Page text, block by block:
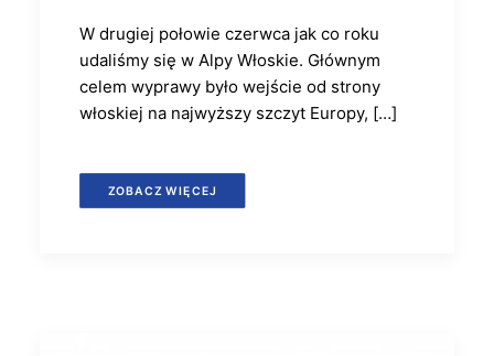
W drugiej połowie czerwca jak co roku
udaliśmy się w Alpy Włoskie. Głównym
celem wyprawy było wejście od strony
włoskiej na najwyższy szczyt Europy, […]
ZOBACZ WIĘCEJ